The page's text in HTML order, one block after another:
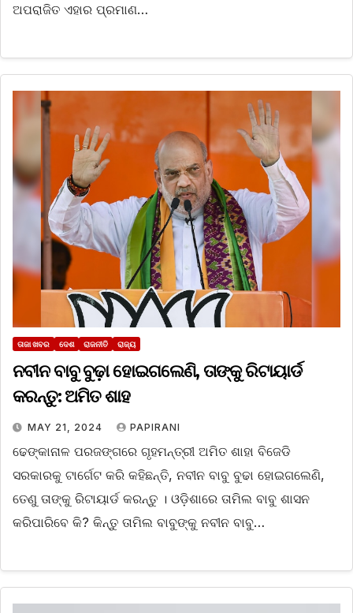
ଅପରାଜିତ ଏହାର ପ୍ରମାଣ…
ତାଜା ଖବର ଦେଶ ରାଜନୀତି ରାଜ୍ୟ
ନବୀନ ବାବୁ ବୁଢ଼ା ହୋଇଗଲେଣି, ତାଙ୍କୁ ରିଟାୟାର୍ଡ
କରନ୍ତୁ: ଅମିତ ଶାହ
MAY 21, 2024 PAPIRANI
ଢେଙ୍କାନାଳ ପରଜଙ୍ଗରେ ଗୃହମନ୍ତ୍ରୀ ଅମିତ ଶାହା ବିଜେଡି
ସରକାରକୁ ଟାର୍ଗେଟ କରି କହିଛନ୍ତି, ନବୀନ ବାବୁ ବୁଢା ହୋଇଗଲେଣି,
ତେଣୁ ତାଙ୍କୁ ରିଟାୟାର୍ଡ କରନ୍ତୁ । ଓଡ଼ିଶାରେ ତାମିଲ ବାବୁ ଶାସନ
କରିପାରିବେ କି? କିନ୍ତୁ ତାମିଲ ବାବୁଙ୍କୁ ନବୀନ ବାବୁ…